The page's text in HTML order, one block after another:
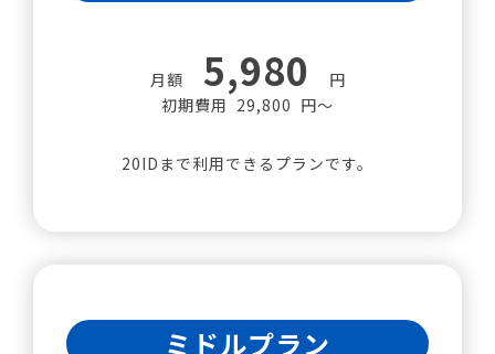
月額 5,980
円
初期費用 29,800 円～
20IDまで利用できるプランです。
ミドルプラン